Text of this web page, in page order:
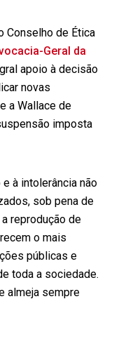
Conselho de Ética
Geral da
apoio à decisão
novas
a Wallace de
imposta
e à intolerância não
sob pena de
reprodução de
o mais
públicas e
toda a sociedade.
almeja sempre